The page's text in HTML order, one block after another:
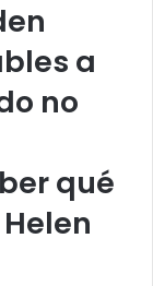
a
no
qué